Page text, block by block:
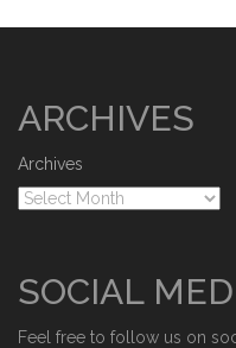
ARCHIVES
Archives
SOCIAL
Feel free to follow us on